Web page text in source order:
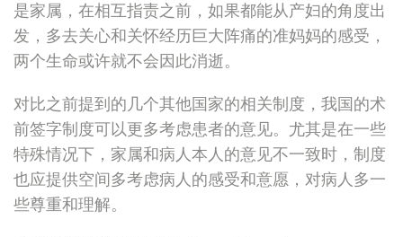
是家属，在相互指责之前，如果都能从产妇的角度出
发，多去关心和关怀经历巨大阵痛的准妈妈的感受，
两个生命或许就不会因此消逝。
对比之前提到的几个其他国家的相关制度，我国的术
前签字制度可以更多考虑患者的意见。尤其是在一些
特殊情况下，家属和病人本人的意见不一致时，制度
也应提供空间多考虑病人的感受和意愿，对病人多一
些尊重和理解。